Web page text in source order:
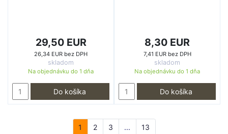
29,50 EUR
26,34 EUR bez DPH
skladom
Na objednávku do 1 dňa
Do košíka
8,30 EUR
7,41 EUR bez DPH
skladom
Na objednávku do 1 dňa
Do košíka
1 2 3 ... 13